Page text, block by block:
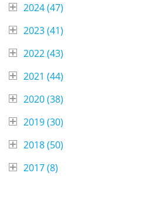
2024 (47)
2023 (41)
2022 (43)
2021 (44)
2020 (38)
2019 (30)
2018 (50)
2017 (8)